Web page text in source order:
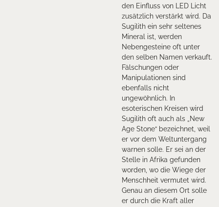
den Einfluss von LED Licht
zusätzlich verstärkt wird. Da
Sugilith ein sehr seltenes
Mineral ist, werden
Nebengesteine oft unter
den selben Namen verkauft.
Fälschungen oder
Manipulationen sind
ebenfalls nicht
ungewöhnlich. In
esoterischen Kreisen wird
Sugilith oft auch als „New
Age Stone“ bezeichnet, weil
er vor dem Weltuntergang
warnen solle. Er sei an der
Stelle in Afrika gefunden
worden, wo die Wiege der
Menschheit vermutet wird.
Genau an diesem Ort solle
er durch die Kraft aller